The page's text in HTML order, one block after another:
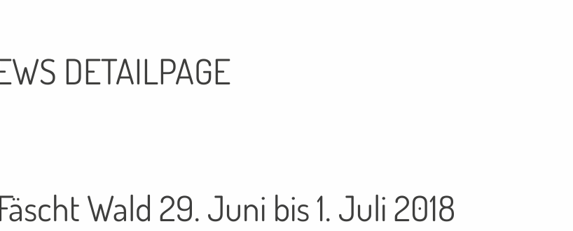
DETAILPAGE
Wald 29. Juni bis 1. Juli 2018